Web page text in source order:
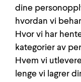
dine
hvordan vi
Hvor vi har
kategorier av
Hvem vi
lenge vi lagrer